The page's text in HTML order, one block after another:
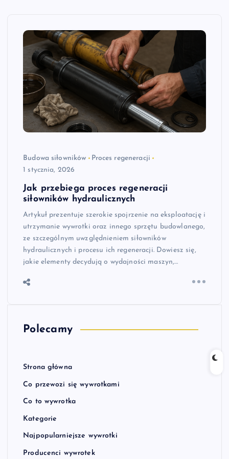
Budowa siłowników
Proces regeneracji
1 stycznia, 2026
Jak przebiega proces regeneracji
siłowników hydraulicznych
Artykuł prezentuje szerokie spojrzenie na eksploatację i
utrzymanie wywrotki oraz innego sprzętu budowlanego,
ze szczególnym uwzględnieniem siłowników
hydraulicznych i procesu ich regeneracji. Dowiesz się,
jakie elementy decydują o wydajności maszyn,…
Polecamy
Strona główna
Co przewozi się wywrotkami
Co to wywrotka
Kategorie
Najpopularniejsze wywrotki
Producenci wywrotek